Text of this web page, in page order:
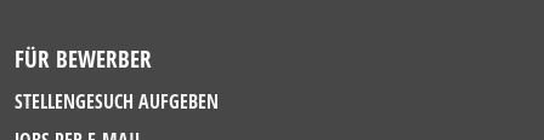
FÜR BEWERBER
STELLENGESUCH AUFGEBEN